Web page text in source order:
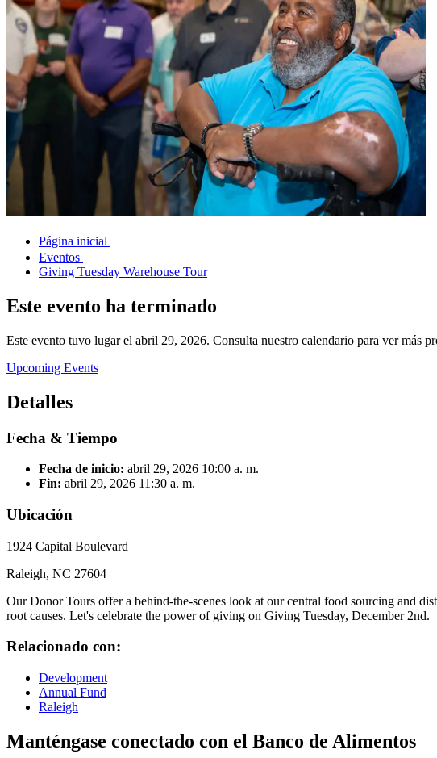
Página inicial
Eventos
Giving Tuesday Warehouse Tour
Este evento ha terminado
Este evento tuvo lugar el abril 29, 2026. Consulta nuestro calendario para ver más
Upcoming Events
Detalles
Fecha & Tiempo
Fecha de inicio: abril 29, 2026 10:00 a. m.
Fin: abril 29, 2026 11:30 a. m.
Ubicación
1924 Capital Boulevard
Raleigh, NC 27604
Our Donor Tours offer a behind-the-scenes look at our central food sourcing and
root causes. Let's celebrate the power of giving on Giving Tuesday, December 2nd.
Relacionado con:
Development
Annual Fund
Raleigh
Manténgase conectado con el Banco de Alimentos